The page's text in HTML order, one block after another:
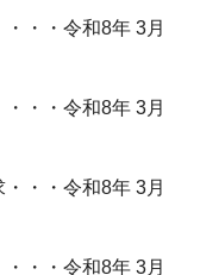
・・令和8年 3月
・・令和8年 3月
・・令和8年 3月
・・令和8年 3月